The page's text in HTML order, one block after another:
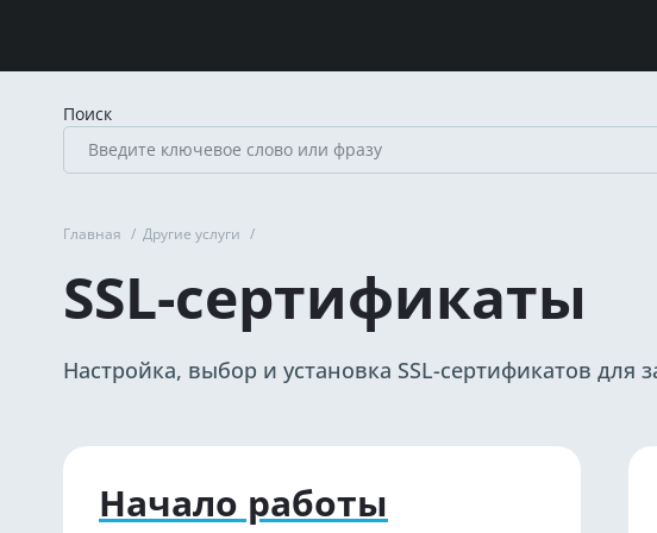
Поиск
Главная / Другие услуги /
SSL-сертификаты
Настройка, выбор и установка SSL-сертификатов
Начало работы